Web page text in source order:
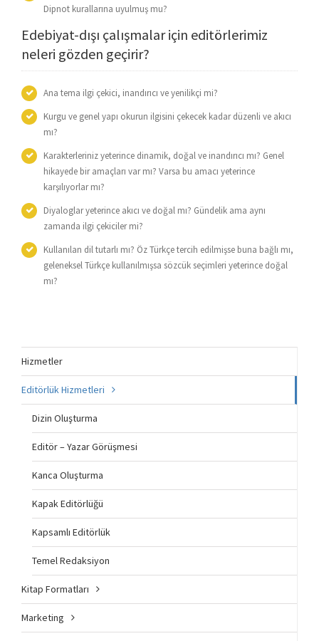
Dipnot kurallarına uyulmuş mu?
Edebiyat-dışı çalışmalar için editörlerimiz
neleri gözden geçirir?
Ana tema ilgi çekici, inandırıcı ve yenilikçi mi?
Kurgu ve genel yapı okurun ilgisini çekecek kadar düzenli ve akıcı
mı?
Karakterleriniz yeterince dinamik, doğal ve inandırıcı mı? Genel
hikayede bir amaçları var mı? Varsa bu amacı yeterince
karşılıyorlar mı?
Diyaloglar yeterince akıcı ve doğal mı? Gündelik ama aynı
zamanda ilgi çekiciler mi?
Kullanılan dil tutarlı mı? Öz Türkçe tercih edilmişse buna bağlı mı,
geleneksel Türkçe kullanılmışsa sözcük seçimleri yeterince doğal
mı?
Hizmetler
Editörlük Hizmetleri
Dizin Oluşturma
Editör – Yazar Görüşmesi
Kanca Oluşturma
Kapak Editörlüğü
Kapsamlı Editörlük
Temel Redaksiyon
Kitap Formatları
Marketing